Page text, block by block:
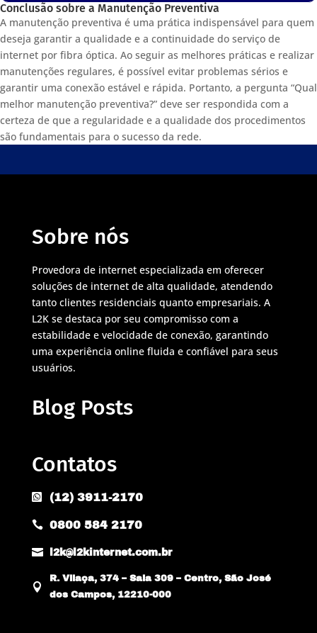
Conclusão sobre a Manutenção Preventiva
A manutenção preventiva é uma prática indispensável para quem
deseja garantir a qualidade e a continuidade do serviço de
internet por fibra óptica. Ao seguir as melhores práticas e realizar
manutenções regulares, é possível evitar problemas sérios e
garantir uma conexão estável e rápida. Portanto, a pergunta “Qual
melhor manutenção preventiva?” deve ser respondida com a
certeza de que a regularidade e a qualidade dos procedimentos
são fundamentais para o sucesso da rede.
Sobre nós
Provedora de internet especializada em oferecer
soluções de internet de alta qualidade, atendendo
tanto clientes residenciais quanto empresariais. A
L2K se destaca por seu compromisso com a
estabilidade e velocidade de conexão, garantindo
uma experiência online fluida e confiável para seus
usuários.
Blog Posts
Contatos
 (12) 3911-2170
 0800 584 2170
 l2k@l2kinternet.com.br

R. Vilaça, 374 – Sala 309 – Centro, São José
dos Campos, 12210-000